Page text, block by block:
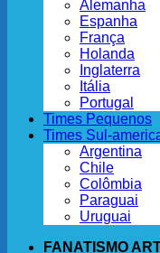
Alemanha
Espanha
França
Holanda
Inglaterra
Itália
Portugal
Times Pequenos
Times Sul-
Argentina
Chile
Colômbia
Paraguai
Uruguai
FANATISMO